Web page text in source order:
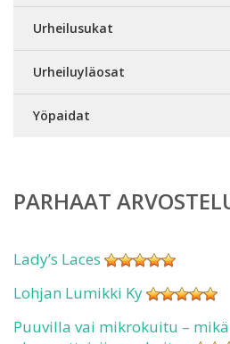
Urheilusukat
Urheiluyläosat
Yöpaidat
PARHAAT
Lady’s Laces
Lohjan Lumikki Ky
Puuvilla vai mikrokuitu –